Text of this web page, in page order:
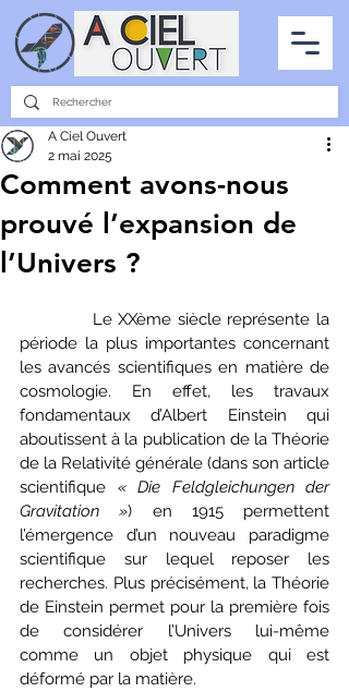
PARTENARIATS
INTERVIEWS LA PHOTO DU CIEL TOUS LES ARTICLES
Comment avons-nous
prouvé l’expansion de
l’Univers ?
A Ciel Ouvert
2 mai 2025
Le XXème siècle représente la
période la plus importantes concernant
les avancés scientifiques en matière de
cosmologie. En effet, les travaux
fondamentaux d’Albert Einstein qui
aboutissent à la publication de la Théorie
de la Relativité générale (dans son article
scientifique « Die Feldgleichungen der
Gravitation ») en 1915 permettent
l’émergence d’un nouveau paradigme
scientifique sur lequel reposer les
recherches. Plus précisément, la Théorie
de Einstein permet pour la première fois
de considérer l’Univers lui-même
comme un objet physique qui est
déformé par la matière.